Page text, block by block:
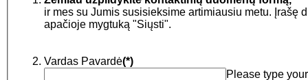
ir mes su Jumis susisieksime artimiausiu metu. Įrašę duomenis, paspauskite
apačioje mygtuką "Siųsti".
Vardas Pavardė(*)
Please type